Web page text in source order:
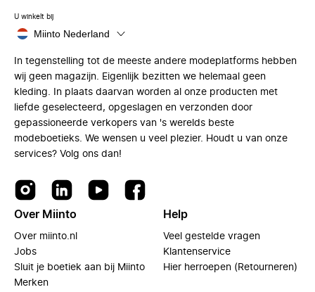
U winkelt bij
Miinto Nederland
In tegenstelling tot de meeste andere modeplatforms hebben
wij geen magazijn. Eigenlijk bezitten we helemaal geen
kleding. In plaats daarvan worden al onze producten met
liefde geselecteerd, opgeslagen en verzonden door
gepassioneerde verkopers van 's werelds beste
modeboetieks. We wensen u veel plezier. Houdt u van onze
services? Volg ons dan!
Over Miinto
Over miinto.nl
Jobs
Sluit je boetiek aan bij Miinto
Merken
Help
Veel gestelde vragen
Klantenservice
Hier herroepen (Retourneren)